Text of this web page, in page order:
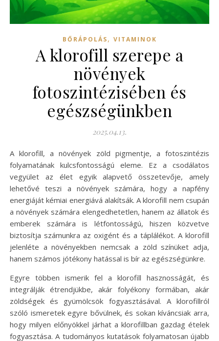
BŐRÁPOLÁS, VITAMINOK
A klorofill szerepe a
növények
fotoszintézisében és
egészségünkben
2025.04.13.
A klorofill, a növények zöld pigmentje, a fotoszintézis
folyamatának kulcsfontosságú eleme. Ez a csodálatos
vegyület az élet egyik alapvető összetevője, amely
lehetővé teszi a növények számára, hogy a napfény
energiáját kémiai energiává alakítsák. A klorofill nem csupán
a növények számára elengedhetetlen, hanem az állatok és
emberek számára is létfontosságú, hiszen közvetve
biztosítja számunkra az oxigént és a táplálékot. A klorofill
jelenléte a növényekben nemcsak a zöld színüket adja,
hanem számos jótékony hatással is bír az egészségünkre.
Egyre többen ismerik fel a klorofill hasznosságát, és
integrálják étrendjükbe, akár folyékony formában, akár
zöldségek és gyümölcsök fogyasztásával. A klorofillról
szóló ismeretek egyre bővülnek, és sokan kíváncsiak arra,
hogy milyen előnyökkel járhat a klorofillban gazdag ételek
fogyasztása. A tudományos kutatások folyamatosan újabb